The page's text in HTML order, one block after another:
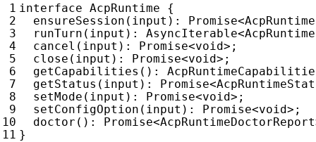
interface AcpRuntime
{
ensureSession ( input ) : Promise<
runTurn ( input ) : AsyncIterable<
cancel ( input ) : Promise<void>;
close ( input ) : Promise<void>;
getCapabilities () :
getStatus ( input ) : Promise<
setMode ( input ) : Promise<void>;
setConfigOption ( input ) : Promise<void>;
doctor () : Promise<AcpRuntimeDoctorReport
}